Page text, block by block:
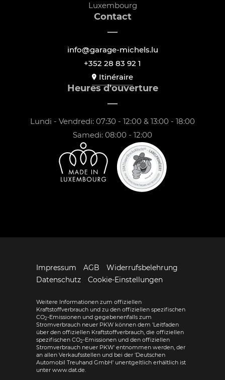
Luxembourg
Contact
info@garage-michels.lu
+352 28 83 92 1
Itinéraire
Heures d'ouverture
Lundi - Vendredi: 07:30 - 12:00 & 13:00 - 18:00
Samedi: 08:00 - 12:00
Impressum AGB
Widerrufsbelehrung
Datenschutz
Cookie-Einstellungen
Weitere Informationen zum offiziellen
Kraftstoffverbrauch und zu den offiziellen spezifischen
CO2-Emissionen und gegebenenfalls zum
Stromverbrauch neuer PKW können dem 'Leitfaden
über den offiziellen Kraftstoffverbrauch, die offiziellen
spezifischen CO2-Emissionen und den offiziellen
Stromverbrauch neuer PKW' entnommen werden, der
an allen Verkaufsstellen und bei der 'Deutschen
Automobil Treuhand GmbH' unentgeltlich erhältlich ist
unter www.dat.de.